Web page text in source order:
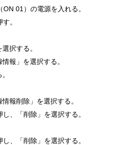
01）の電源を入れる。
。
択する。
報」を選択する。
報削除」を選択する。
し、「削除」を選択する。
し、「削除」を選択する。